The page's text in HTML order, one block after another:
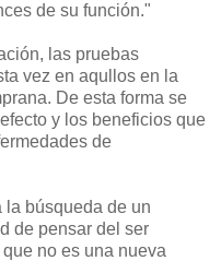
de su función."
las pruebas
vez en aqullos en la
De esta forma se
y los beneficios que
de
la búsqueda de un
de pensar del ser
no es una nueva